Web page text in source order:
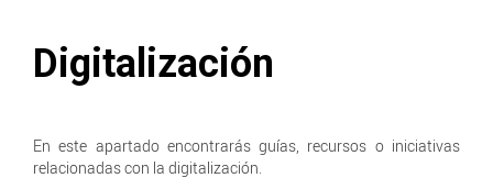
Digitalización
En este apartado encontrarás guías, recursos o iniciativas
relacionadas con la digitalización.